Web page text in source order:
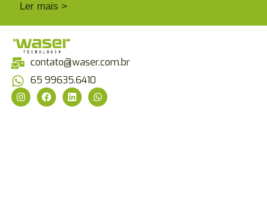
Ler mais >
contato@waser.com.br
65 99635.6410